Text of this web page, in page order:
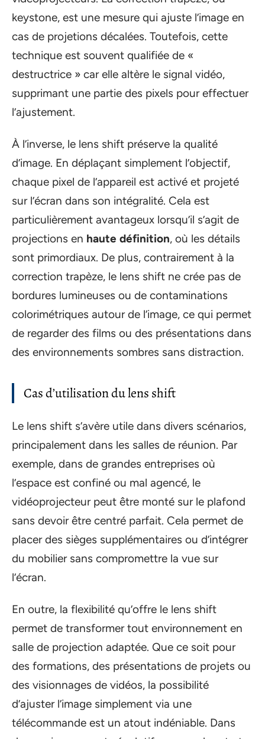
keystone, est une mesure qui ajuste l’image en
cas de projetions décalées. Toutefois, cette
technique est souvent qualifiée de «
destructrice » car elle altère le signal vidéo,
supprimant une partie des pixels pour effectuer
l’ajustement.
À l’inverse, le lens shift préserve la qualité
d’image. En déplaçant simplement l’objectif,
chaque pixel de l’appareil est activé et projeté
sur l’écran dans son intégralité. Cela est
particulièrement avantageux lorsqu’il s’agit de
projections en haute définition, où les détails
sont primordiaux. De plus, contrairement à la
correction trapèze, le lens shift ne crée pas de
bordures lumineuses ou de contaminations
colorimétriques autour de l’image, ce qui permet
de regarder des films ou des présentations dans
des environnements sombres sans distraction.
Cas d’utilisation du lens shift
Le lens shift s’avère utile dans divers scénarios,
principalement dans les salles de réunion. Par
exemple, dans de grandes entreprises où
l’espace est confiné ou mal agencé, le
vidéoprojecteur peut être monté sur le plafond
sans devoir être centré parfait. Cela permet de
placer des sièges supplémentaires ou d’intégrer
du mobilier sans compromettre la vue sur
l’écran.
En outre, la flexibilité qu’offre le lens shift
permet de transformer tout environnement en
salle de projection adaptée. Que ce soit pour
des formations, des présentations de projets ou
des visionnages de vidéos, la possibilité
d’ajuster l’image simplement via une
télécommande est un atout indéniable. Dans